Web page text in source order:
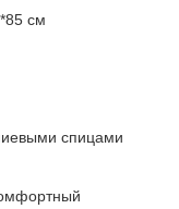
см
спицами